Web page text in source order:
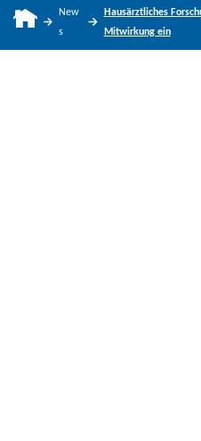
New
s
Hausärztliches
Mitwirkung ein